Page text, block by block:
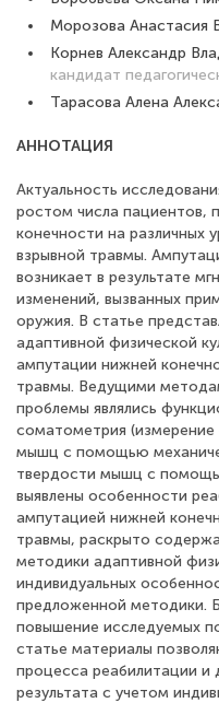
Морозова Анастасия
Корнев Александр
кандидат
Тарасова Алена
АННОТАЦИЯ
Актуальность
ростом числа пациентов,
конечности на различных
взрывной травмы.
возникает в результате
изменений, вызванных
оружия. В статье
адаптивной физической
ампутации нижней
травмы. Ведущими
проблемы являлись
соматометрия (измерение
мышц с помощью
твердости мышц с
выявлены особенности
ампутацией нижней
травмы, раскрыто
методики адаптивной
индивидуальных
предложенной методики.
повышение исследуемых
статье материалы
процесса реабилитации и
результата с учетом